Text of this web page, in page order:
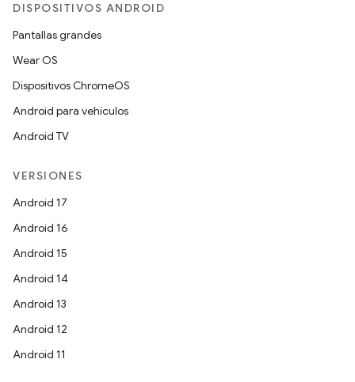
DISPOSITIVOS ANDROID
Pantallas grandes
Wear OS
Dispositivos ChromeOS
Android para vehículos
Android TV
VERSIONES
Android 17
Android 16
Android 15
Android 14
Android 13
Android 12
Android 11